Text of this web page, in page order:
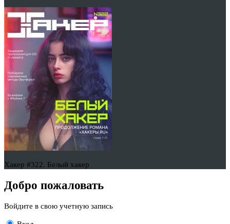
Хакер #322. Белый хакер
Добро пожаловать
Войдите в свою учетную запись